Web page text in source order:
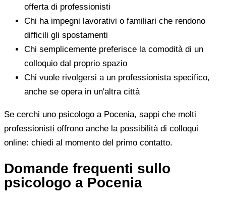
offerta di professionisti
Chi ha impegni lavorativi o familiari che rendono
difficili gli spostamenti
Chi semplicemente preferisce la comodità di un
colloquio dal proprio spazio
Chi vuole rivolgersi a un professionista specifico,
anche se opera in un'altra città
Se cerchi uno psicologo a Pocenia, sappi che molti
professionisti offrono anche la possibilità di colloqui
online: chiedi al momento del primo contatto.
Domande frequenti sullo
psicologo a Pocenia